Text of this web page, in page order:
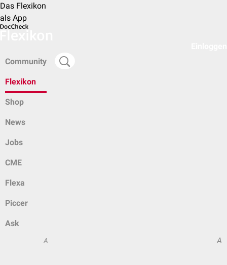
Das Flexikon
als App
Community
Flexikon
Shop
News
Jobs
CME
Flexa
Piccer
Ask
A A